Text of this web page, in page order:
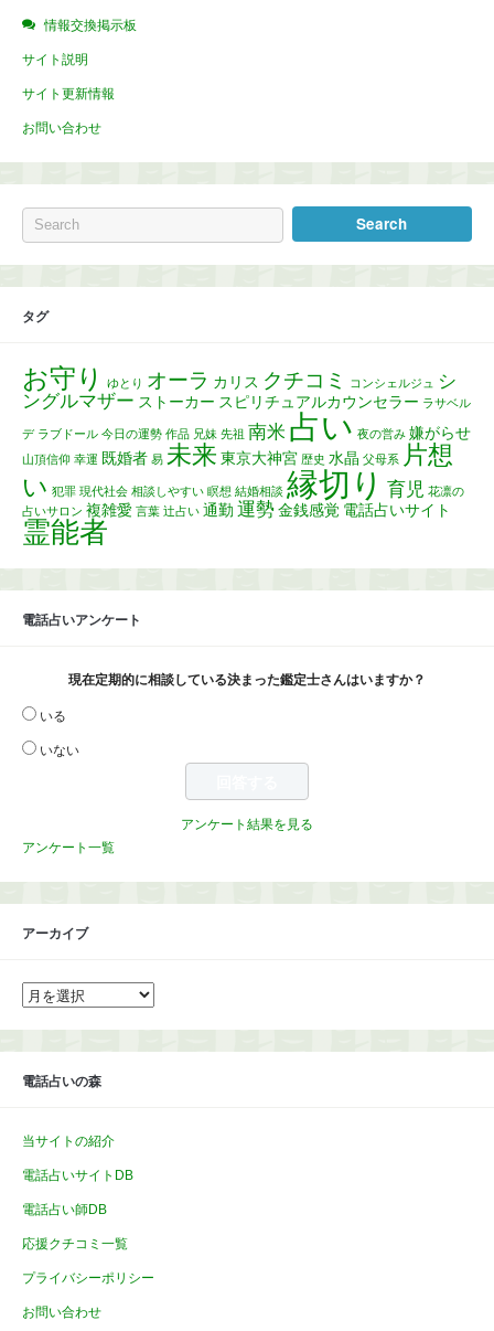
情報交換掲示板
サイト説明
サイト更新情報
お問い合わせ
タグ
お守り ゆとり オーラ カリス クチコミ コンシェルジュ
シ
ングルマザー ストーカー スピリチュアルカウンセラー ラサベル
デ ラブドール 今日の運勢 作品 兄妹 先祖 南米 占い 夜の営み 嫌がらせ
山頂信仰 幸運 既婚者 易 未来 東京大神宮 歴史 水晶 父母系
片想
い 犯罪 現代社会 相談しやすい 瞑想 結婚相談 縁切り 育児 花凛の
占いサロン 複雑愛 言葉 辻占い 通勤 運勢金銭感覚 電話占いサイト
霊能者
電話占いアンケート
現在定期的に相談している決まった鑑定士さんはいますか？
いる
いない
アンケート結果を見る
アンケート一覧
アーカイブ
ア
ー
イ
電話占いの森
当サイトの紹介
電話占いサイトDB
電話占い師DB
応援クチコミ一覧
プライバシーポリシー
お問い合わせ